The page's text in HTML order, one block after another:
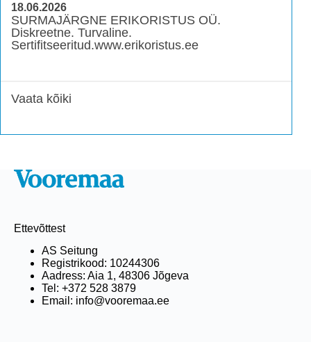
18.06.2026
SURMAJÄRGNE ERIKORISTUS OÜ.
Diskreetne. Turvaline.
Sertifitseeritud.www.erikoristus.ee
Vaata kõiki
Ettevõttest
AS Seitung
Registrikood: 10244306
Aadress: Aia 1, 48306 Jõgeva
Tel: +372 528 3879
Email: info@vooremaa.ee